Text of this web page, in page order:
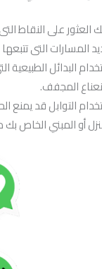
العثور على النقاط
المسارات التى
البدائل
المجفف.
التوابل قد يمنع
أو المبني الخاص